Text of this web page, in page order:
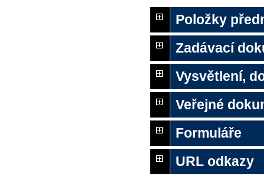
Položky
Zadávací
Vysvětlení,
Veřejné
Formuláře
URL odkazy